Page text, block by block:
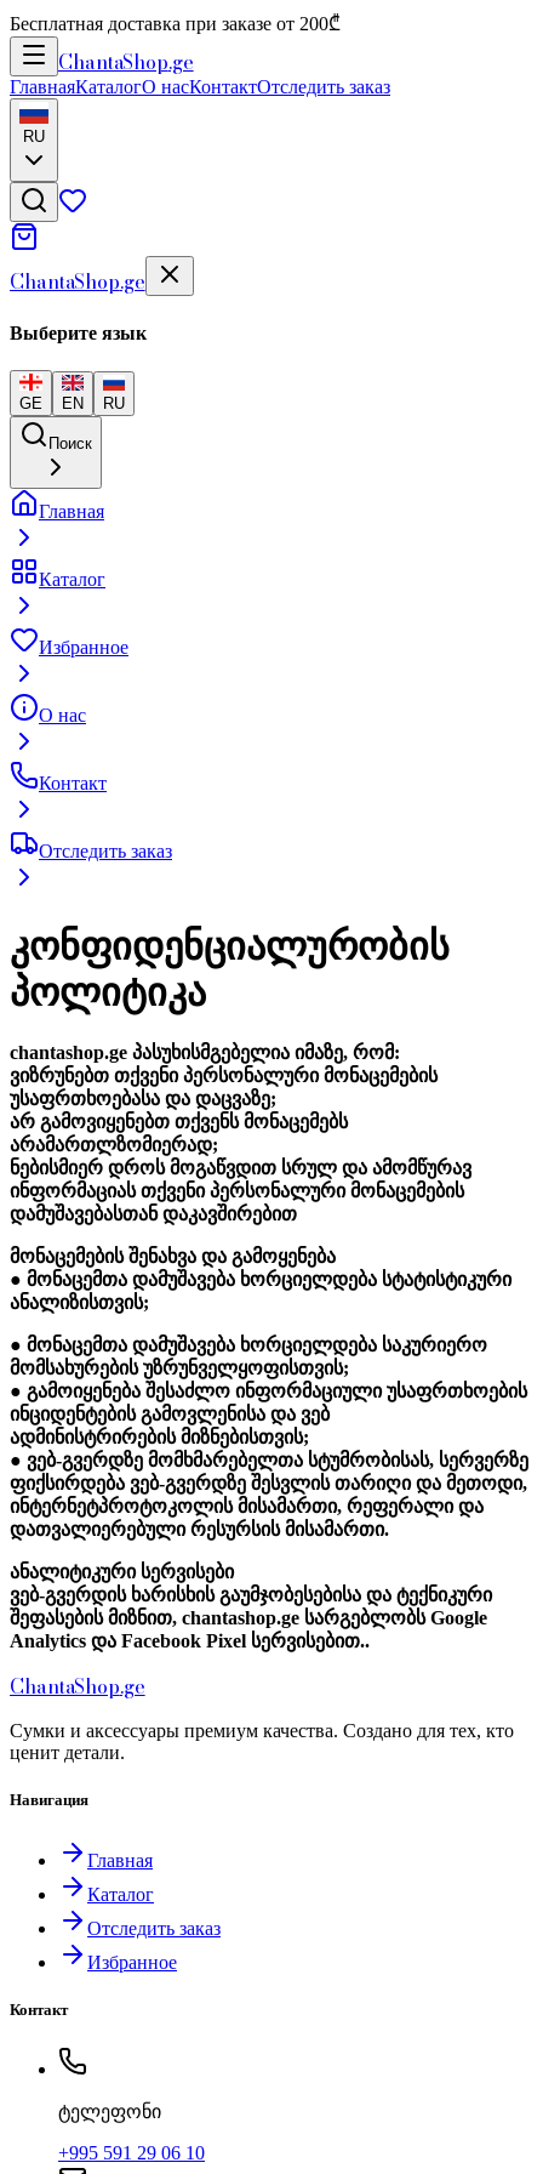
Бесплатная доставка при заказе от 200₾
ChantaShop.ge
ГлавнаяКаталогО насКонтактОтследить заказ
RU
ChantaShop.ge
Выберите язык
GE EN RU
Поиск
Главная
Каталог
Избранное
О нас
Контакт
Отследить заказ
კონფიდენციალურობის
პოლიტიკა
chantashop.ge პასუხისმგებელია იმაზე, რომ:
ვიზრუნებთ თქვენი პერსონალური მონაცემების
უსაფრთხოებასა და დაცვაზე;
არ გამოვიყენებთ თქვენს მონაცემებს
არამართლზომიერად;
ნებისმიერ დროს მოგაწვდით სრულ და ამომწურავ
ინფორმაციას თქვენი პერსონალური მონაცემების
დამუშავებასთან დაკავშირებით
მონაცემების შენახვა და გამოყენება
● მონაცემთა დამუშავება ხორციელდება სტატისტიკური
ანალიზისთვის;
● მონაცემთა დამუშავება ხორციელდება საკურიერო
მომსახურების უზრუნველყოფისთვის;
● გამოიყენება შესაძლო ინფორმაციული უსაფრთხოების
ინციდენტების გამოვლენისა და ვებ
ადმინისტრირების მიზნებისთვის;
● ვებ-გვერდზე მომხმარებელთა სტუმრობისას, სერვერზე
ფიქსირდება ვებ-გვერდზე შესვლის თარიღი და მეთოდი,
ინტერნეტპროტოკოლის მისამართი, რეფერალი და
დათვალიერებული რესურსის მისამართი.
ანალიტიკური სერვისები
ვებ-გვერდის ხარისხის გაუმჯობესებისა და ტექნიკური
შეფასების მიზნით, chantashop.ge სარგებლობს Google
Analytics და Facebook Pixel სერვისებით..
ChantaShop.ge
Сумки и аксессуары премиум качества. Создано для тех, кто
ценит детали.
Навигация
Главная
Каталог
Отследить заказ
Избранное
Контакт
ტელეფონი
+995 591 29 06 10